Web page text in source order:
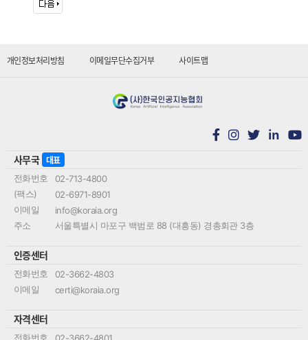
개인정보처리방침 이메일무단수집거부 사이트맵
in
사무국 대표
전화번호
02-713-4800
(팩스)
02-6971-8901
이메일
info@koraia.org
주소
서울특별시 마포구 백범로 88 (대흥동) 경총회관 3층
인증센터
전화번호
02-3662-4803
이메일
certi@koraia.org
자격센터
전화번호